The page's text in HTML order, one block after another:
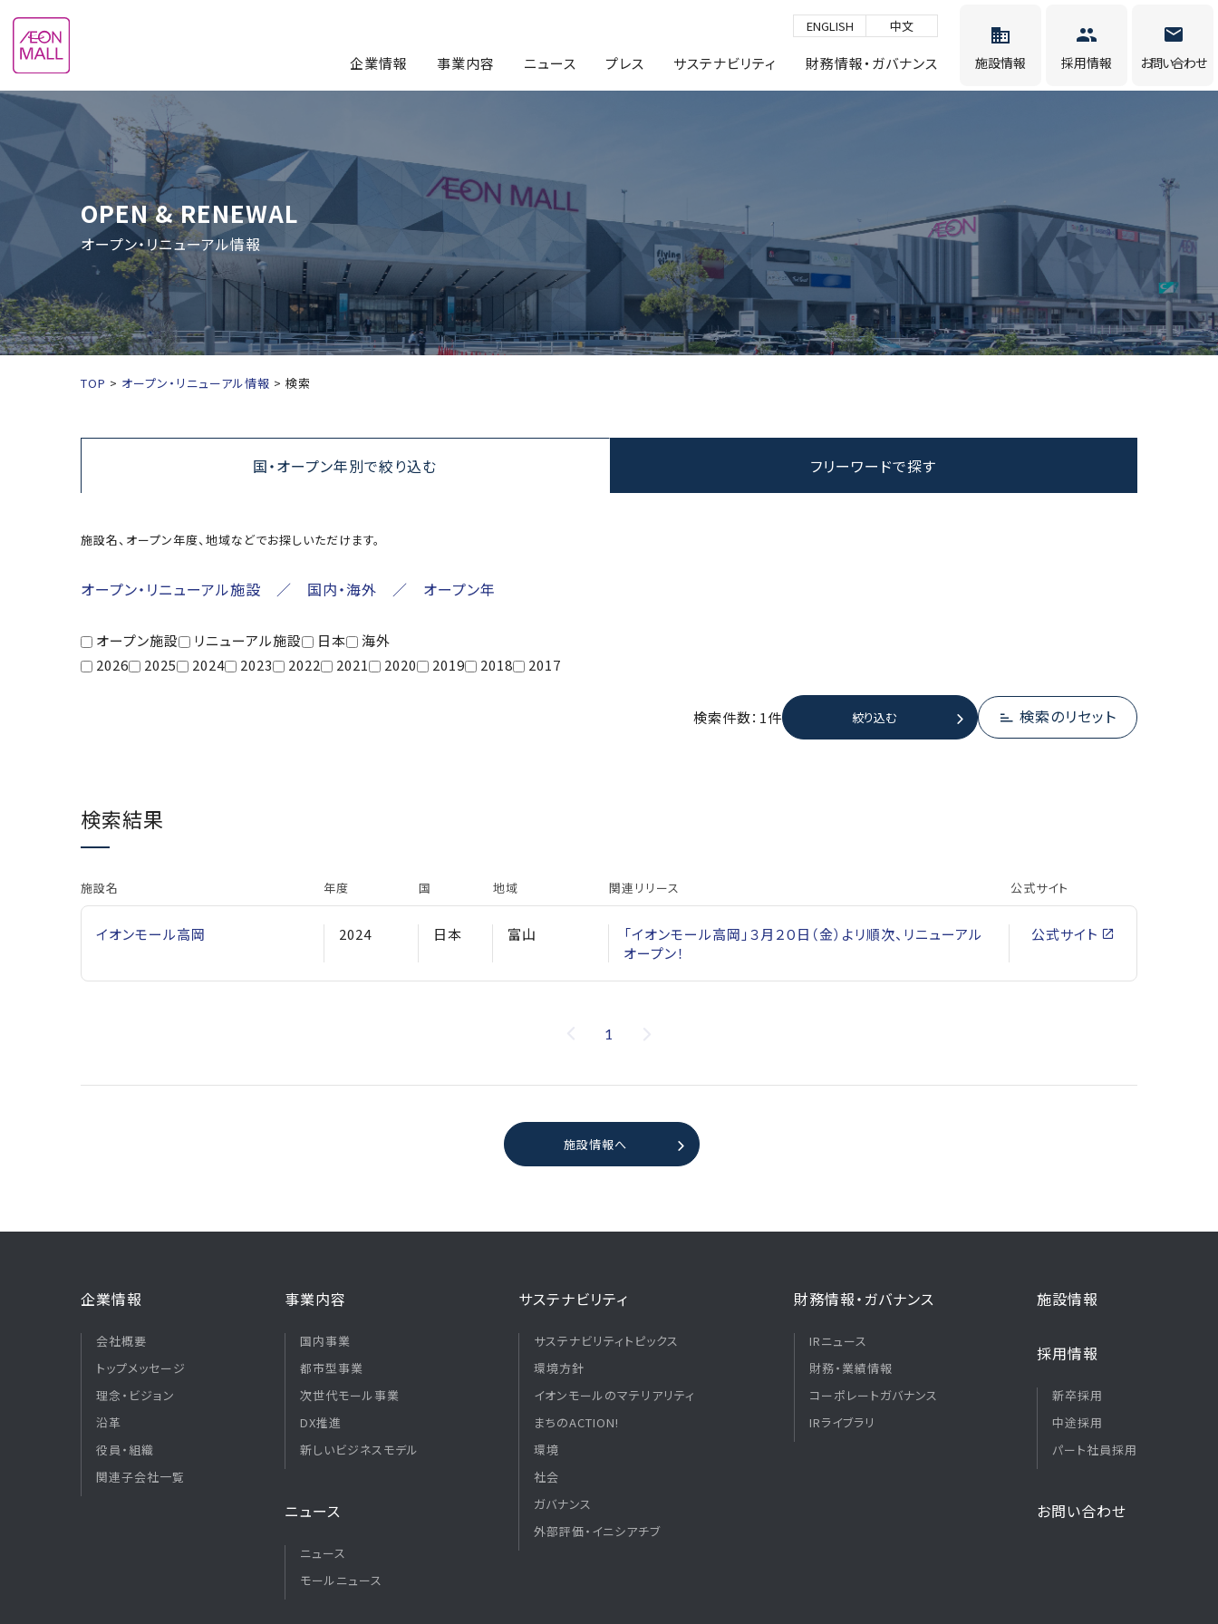
ENGLISH 中文
企業情報 事業内容 ニュース プレス サステナビリティ 財務情報・ガバナンス 施設情報 採用情報 お問い合わせ
OPEN & RENEWAL
オープン・リニューアル情報
TOP オープン・リニューアル情報 検索
国・オープン年別で絞り込む フリーワードで探す
施設名、オープン年度、地域などでお探しいただけます。
オープン・リニューアル施設 ／ 国内・海外 ／ オープン年
オープン施設 リニューアル施設 日本
海外
2026
2025 2024 2023 2022 2021 2020 2019 2018 2017
検索件数：1件 絞り込む 検索のリセット
検索結果
施設名 年度 国 地域 関連リリース 公式サイト
イオンモール高岡 2024 日本 富山
「イオンモール高岡」３月２０日（金）よリ順次、リニューアル
オープン！
公式サイト
1
施設情報へ
企業情報
会社概要
トップメッセージ
理念・ビジョン
沿革
役員・組織
関連子会社一覧
事業内容
国内事業
都市型事業
次世代モール事業
DX推進
新しいビジネスモデル
ニュース
ニュース
モールニュース
サステナビリティ
サステナビリティトピックス
環境方針
イオンモールのマテリアリティ
まちのACTION!
環境
社会
ガバナンス
外部評価・イニシアチブ
財務情報・ガバナンス
IRニュース
財務・業績情報
コーポレートガバナンス
IRライブラリ
施設情報
採用情報
新卒採用
中途採用
パート社員採用
お問い合わせ